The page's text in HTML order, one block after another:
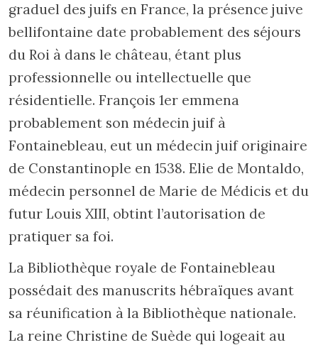
graduel des juifs en France, la présence juive
bellifontaine date probablement des séjours
du Roi à dans le château, étant plus
professionnelle ou intellectuelle que
résidentielle. François 1er emmena
probablement son médecin juif à
Fontainebleau, eut un médecin juif originaire
de Constantinople en 1538. Elie de Montaldo,
médecin personnel de Marie de Médicis et du
futur Louis XIII, obtint l’autorisation de
pratiquer sa foi.
La Bibliothèque royale de Fontainebleau
possédait des manuscrits hébraïques avant
sa réunification à la Bibliothèque nationale.
La reine Christine de Suède qui logeait au